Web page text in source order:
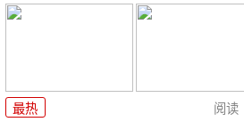
最热 阅读